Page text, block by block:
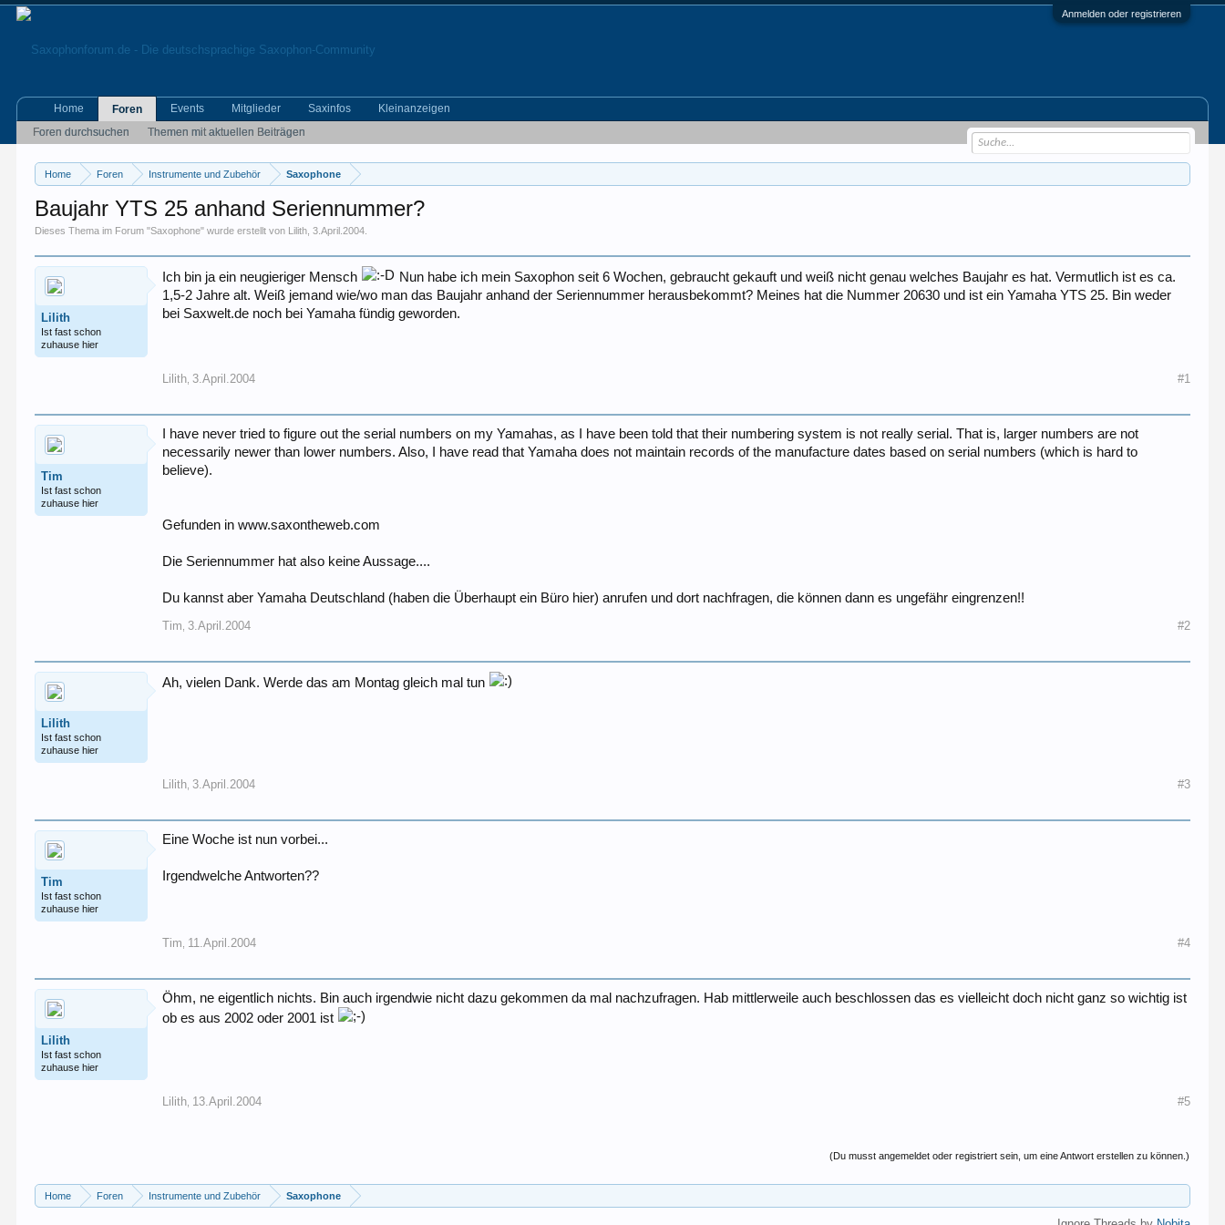
Anmelden oder registrieren
Home Foren Instrumente und Zubehör Saxophone
Baujahr YTS 25 anhand Seriennummer?
Dieses Thema im Forum "Saxophone" wurde erstellt von Lilith ,3.April.2004
Lilith
Ist fast schon
zuhause hier
Ich bin ja ein neugieriger Mensch
Nun habe ich mein Saxophon seit 6 Wochen, gebraucht gekauft und weiß nicht genau welches Baujahr es hat. Vermutlich ist es ca.
1,5-2 Jahre alt. Weiß jemand wie/wo man das Baujahr anhand der Seriennummer herausbekommt? Meines hat die Nummer 20630 und ist ein Yamaha YTS 25. Bin weder
bei Saxwelt.de noch bei Yamaha fündig geworden.
Lilith 3.April.2004 #1
Tim
Ist fast schon
zuhause hier
I have never tried to figure out the serial numbers on my Yamahas, as I have been told that their numbering system is not really serial. That is, larger numbers are not
necessarily newer than lower numbers. Also, I have read that Yamaha does not maintain records of the manufacture dates based on serial numbers (which is hard to
believe).
Gefunden in www.saxontheweb.com
Die Seriennummer hat also keine Aussage....
Du kannst aber Yamaha Deutschland (haben die Überhaupt ein Büro hier) anrufen und dort nachfragen, die können dann es ungefähr eingrenzen!!
Tim 3.April.2004 #2
Lilith
Ist fast schon
zuhause hier
Ah, vielen Dank. Werde das am Montag gleich mal tun
Lilith 3.April.2004 #3
Tim
Ist fast schon
zuhause hier
Eine Woche ist nun vorbei...
Irgendwelche Antworten??
Tim 11.April.2004 #4
Lilith
Ist fast schon
zuhause hier
Öhm, ne eigentlich nichts. Bin auch irgendwie nicht dazu gekommen da mal nachzufragen. Hab mittlerweile auch beschlossen das es vielleicht doch nicht ganz so wichtig ist
ob es aus 2002 oder 2001 ist
Lilith 13.April.2004 #5
(Du musst angemeldet oder registriert sein, um eine Antwort erstellen zu können.)
Home Foren Instrumente und Zubehör Saxophone
Home
Foren
Foren durchsuchen
Themen mit aktuellen Beiträgen
Events Mitglieder Saxinfos Kleinanzeigen